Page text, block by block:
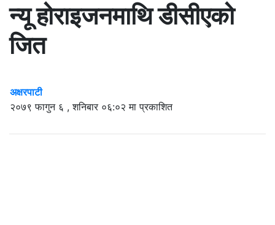
न्यू होराइजनमाथि डीसीएको
जित
अक्षरपाटी
२०७९ फागुन ६ , शनिबार ०६:०२ मा प्रकाशित